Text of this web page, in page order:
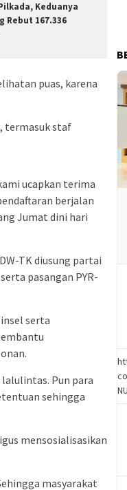
Keduanya
Rebut 167.336
puas, karena
termasuk staf
ucapkan terima
berjalan
Jumat dini hari
TK diusung partai
pasangan PYR-
serta
Pun para
sehingga
mensosialisasikan
masyarakat